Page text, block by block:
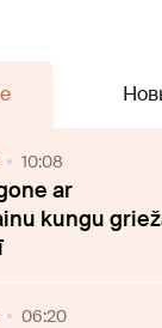
10:08
ar
kungu
06:20